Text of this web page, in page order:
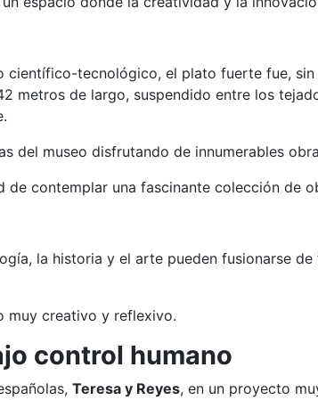
científico-tecnológico, el plato fuerte fue,
metros de largo, suspendido entre los
del museo disfrutando de innumerables
de contemplar una fascinante colección de
la historia y el arte pueden fusionarse
muy creativo y reflexivo.
control humano
Teresa y Reyes, en un proyecto